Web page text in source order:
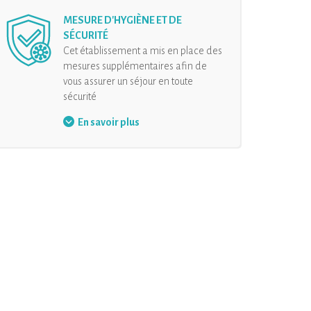
MESURE D'HYGIÈNE ET DE
SÉCURITÉ
Cet établissement a mis en place des
mesures supplémentaires afin de
vous assurer un séjour en toute
sécurité
Port du masque
En savoir plus